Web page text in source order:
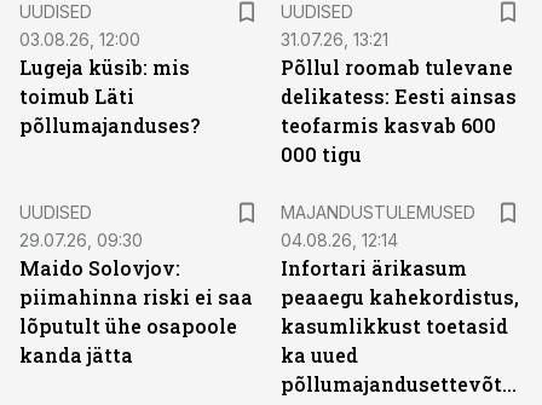
UUDISED
03.08.26, 12:00
Lugeja küsib: mis
toimub Läti
põllumajanduses?
UUDISED
31.07.26, 13:21
Põllul roomab tulevane
delikatess: Eesti ainsas
teofarmis kasvab 600
000 tigu
UUDISED
29.07.26, 09:30
Maido Solovjov:
piimahinna riski ei saa
lõputult ühe osapoole
kanda jätta
MAJANDUSTULEMUSED
04.08.26, 12:14
Infortari ärikasum
peaaegu kahekordistus,
kasumlikkust toetasid
ka uued
põllumajandusettevõtted